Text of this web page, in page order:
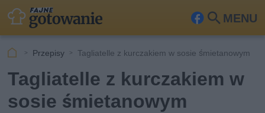
MENU
Fa
ceb
ook
Szu
kaj
Przepisy Tagliatelle z kurczakiem w sosie śmietanowym
Tagliatelle z kurczakiem w
sosie śmietanowym